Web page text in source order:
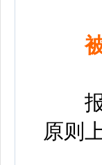
报
原则